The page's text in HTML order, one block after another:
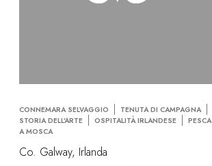
CONNEMARA SELVAGGIO
TENUTA DI CAMPAGNA
STORIA DELL’ARTE
OSPITALITÀ IRLANDESE
PESCA
A MOSCA
Co. Galway, Irlanda